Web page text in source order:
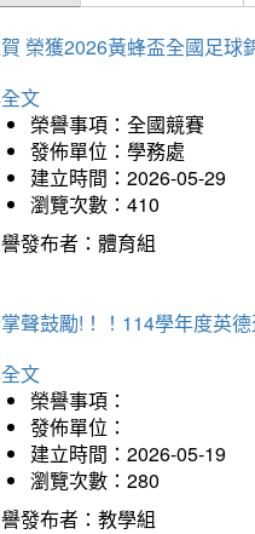
榮獲2026黃蜂盃全國足球
文
榮譽事項：全國競賽
發佈單位：學務處
建立時間：2026-05-29
瀏覽次數：410
發布者：體育組
聲鼓勵!！！114學年度英
文
榮譽事項：
發佈單位：
建立時間：2026-05-19
瀏覽次數：280
發布者：教學組